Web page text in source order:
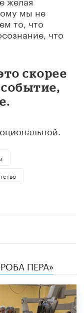
мы не
то, что
что
скорее
ПЕРА»